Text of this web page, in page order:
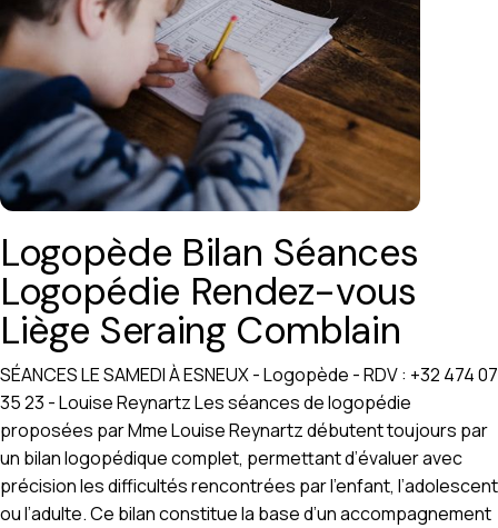
Logopède Bilan Séances
Logopédie Rendez-vous
Liège Seraing Comblain
SÉANCES LE SAMEDI À ESNEUX - Logopède - RDV : +32 474 07
35 23 - Louise Reynartz Les séances de logopédie
proposées par Mme Louise Reynartz débutent toujours par
un bilan logopédique complet, permettant d’évaluer avec
précision les difficultés rencontrées par l’enfant, l’adolescent
ou l’adulte. Ce bilan constitue la base d’un accompagnement